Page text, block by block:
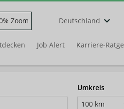
Zoom Deutschland
Job Alert Karriere-
Umkreis
100 km